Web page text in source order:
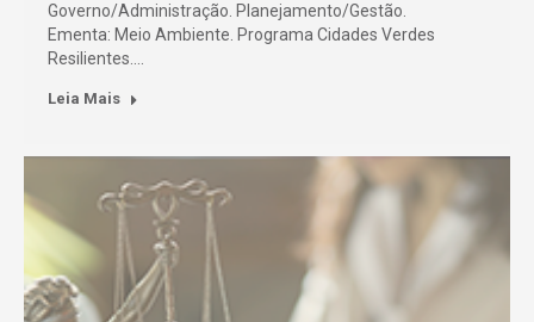
Governo/Administração. Planejamento/Gestão.
Ementa: Meio Ambiente. Programa Cidades Verdes
Resilientes.…
Leia Mais